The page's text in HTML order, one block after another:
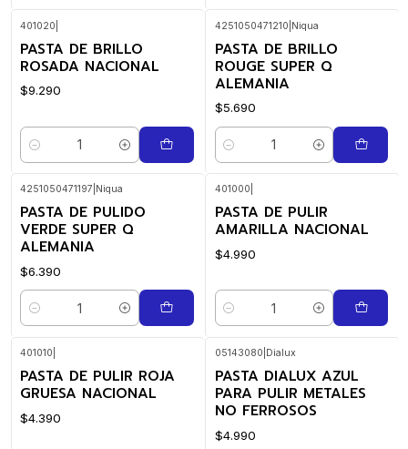
401020
PASTA DE BRILLO
ROSADA NACIONAL
$9.290
Cantidad
4251050471210 Niqua
PASTA DE BRILLO
ROUGE SUPER Q
ALEMANIA
$5.690
Cantidad
4251050471197 Niqua
PASTA DE PULIDO
VERDE SUPER Q
ALEMANIA
$6.390
Cantidad
401000
PASTA DE PULIR
AMARILLA NACIONAL
$4.990
Cantidad
401010
PASTA DE PULIR ROJA
GRUESA NACIONAL
$4.390
05143080 Dialux
PASTA DIALUX AZUL
PARA PULIR METALES
NO FERROSOS
$4.990